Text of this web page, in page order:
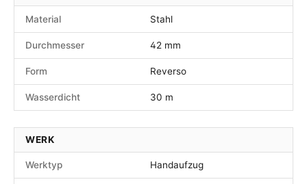
Material Stahl
Durchmesser 42 mm
Form Reverso
Wasserdicht 30 m
WERK
Werktyp Handaufzug